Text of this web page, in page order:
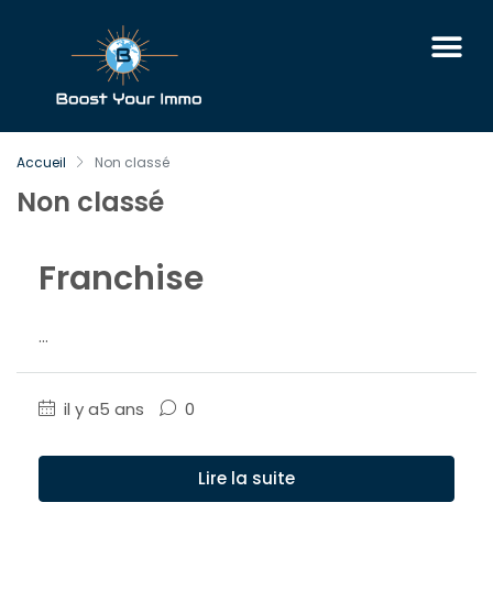
Accueil Non classé
Non classé
Franchise
...
il y a5 ans 0
Lire la suite